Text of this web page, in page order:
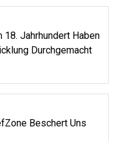
18. Jahrhundert Haben
Durchgemacht
Beschert Uns